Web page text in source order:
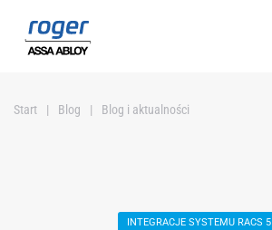
Przejdź do głównej treści
Start Blog Blog i aktualności
INTEGRACJE SYSTEMU RACS 5